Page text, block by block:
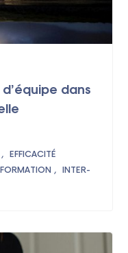
dans
EFFICACITÉ
FORMATION
INTER-